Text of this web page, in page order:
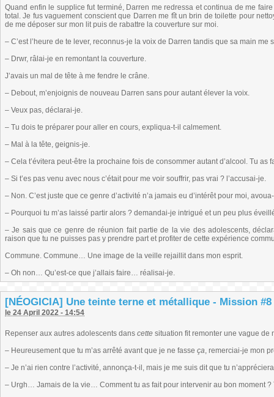
Quand enfin le supplice fut terminé, Darren me redressa et continua de me
total. Je fus vaguement conscient que Darren me fît un brin de toilette pour
de me déposer sur mon lit puis de rabattre la couverture sur moi.
– C’est l’heure de te lever, reconnus-je la voix de Darren tandis que sa main me
– Drwr, râlai-je en remontant la couverture.
J’avais un mal de tête à me fendre le crâne.
– Debout, m’enjoignis de nouveau Darren sans pour autant élever la voix.
– Veux pas, déclarai-je.
– Tu dois te préparer pour aller en cours, expliqua-t-il calmement.
– Mal à la tête, geignis-je.
– Cela t’évitera peut-être la prochaine fois de consommer autant d’alcool. Tu as
– Si t’es pas venu avec nous c’était pour me voir souffrir, pas vrai ? l’accusai-je.
– Non. C’est juste que ce genre d’activité n’a jamais eu d’intérêt pour moi,
– Pourquoi tu m’as laissé partir alors ? demandai-je intrigué et un peu plus
– Je sais que ce genre de réunion fait partie de la vie des adolescents,
raison que tu ne puisses pas y prendre part et profiter de cette expérience
Commune. Commune… Une image de la veille rejaillit dans mon esprit.
– Oh non… Qu’est-ce que j’allais faire… réalisai-je.
[NÉOGICIA] Une teinte terne et métallique - Mission
le 24 April 2022 - 14:54
Repenser aux autres adolescents dans cette situation fit remonter une vague
– Heureusement que tu m’as arrêté avant que je ne fasse ça, remerciai-je mon
– Je n’ai rien contre l’activité, annonça-t-il, mais je me suis dit que tu
– Urgh… Jamais de la vie… Comment tu as fait pour intervenir au bon moment ?